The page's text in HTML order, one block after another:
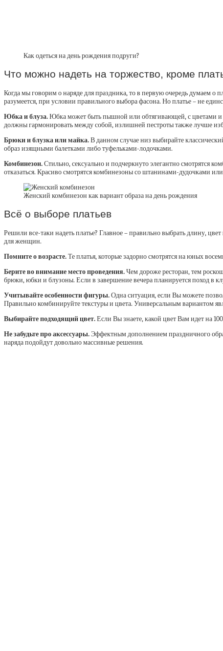
Как одеться на день рождения подруги?
Что можно надеть на торжество, кроме
Когда мы говорим о наряде для праздника, то в первую очередь думаем
разумеется, при условии правильного выбора фасона. Но платье – не
Юбка и блуза.Юбка может быть пышной или обтягивающей, с цветами и
должны гармонировать между собой, излишней пестроты также лучше
Брюки и блузка или майка.В данном случае низ выбирайте
образ изящными балетками либо туфельками-лодочками.
Комбинезон.Стильно, сексуально и подчеркнуто элегантно смотрятся
отказаться. Красиво смотрятся комбинезоны со штанинами-дудочками
Женский комбинезон как вариант образа на день рождения
Всё о выборе платьев
Решили все-таки надеть платье? Главное – правильно выбрать длину,
для женщин.
Помните о возрасте.Те платья, которые задорно смотрятся на юных
Берите во внимание место проведения.Чем дороже ресторан, тем
брюки, юбки и блузоны. Если в завершение вечера планируется поход в
Учитывайте особенности фигуры.Одна ситуация, если Вы можете
Правильно комбинируйте текстуры и цвета. Универсальным вариантом
Выбирайте подходящий цвет.Если Вы знаете, какой цвет Вам идет на
Не забудьте про аксессуары.Эффектным дополнением праздничного
наряда подойдут довольно массивные решения.